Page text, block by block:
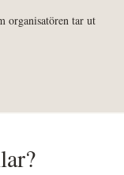
organisatören tar ut